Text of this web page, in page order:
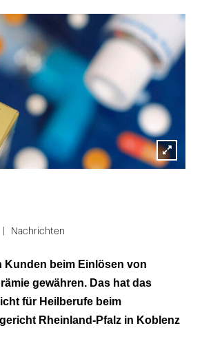
Lightbox
Nachrichten
Kunden beim Einlösen von
gewähren. Das hat das
für Heilberufe beim
Rheinland-Pfalz in Koblenz